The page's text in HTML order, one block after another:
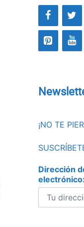
¡NO TE
Dirección
electrónico: